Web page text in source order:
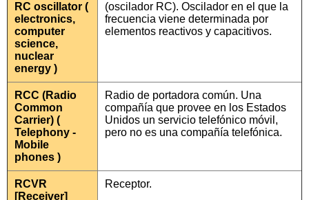
RC oscillator (
electronics,
computer
science,
nuclear
energy )
(oscilador RC). Oscilador en el que la
frecuencia viene determinada por
elementos reactivos y capacitivos.
RCC (Radio
Common
Carrier) (
Telephony -
Mobile
phones )
Radio de portadora común. Una
compañía que provee en los Estados
Unidos un servicio telefónico móvil,
pero no es una compañía telefónica.
RCVR
[Receiver]
Receptor.